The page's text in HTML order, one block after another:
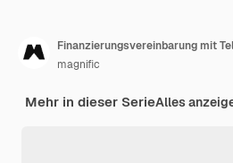
Finanzierungsvereinbarung mit
magnific
Mehr in dieser SerieAlles